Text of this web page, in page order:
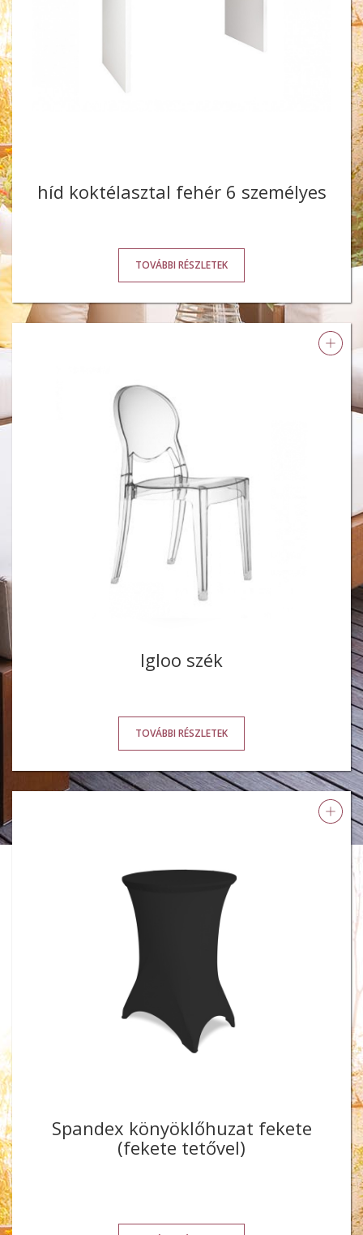
híd koktélasztal fehér 6 személyes
TOVÁBBI RÉSZLETEK
Igloo szék
TOVÁBBI RÉSZLETEK
Spandex könyöklőhuzat fekete
(fekete tetővel)